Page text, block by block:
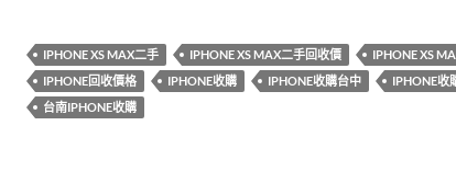
b
o
o
er es
t
bl
r
IPHONE XS MAX二手 IPHONE XS MAX二手回收價
IPHONE XS
IPHONE回收價格
IPHONE收購 IPHONE收購台中
IPHONE收
台南IPHONE收購